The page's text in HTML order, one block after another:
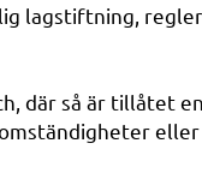
lagstiftning,
där så är tillåtet